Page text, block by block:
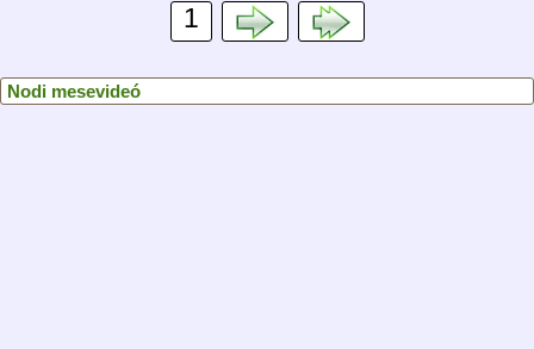
1
Nodi mesevideó